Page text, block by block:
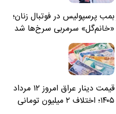
بمب پرسپولیس در فوتبال زنان؛
«خانم‌گل» سرمربی سرخ‌ها شد
قیمت دینار عراق امروز ۱۲ مرداد
۱۴۰۵؛ اختلاف ۲ میلیون تومانی